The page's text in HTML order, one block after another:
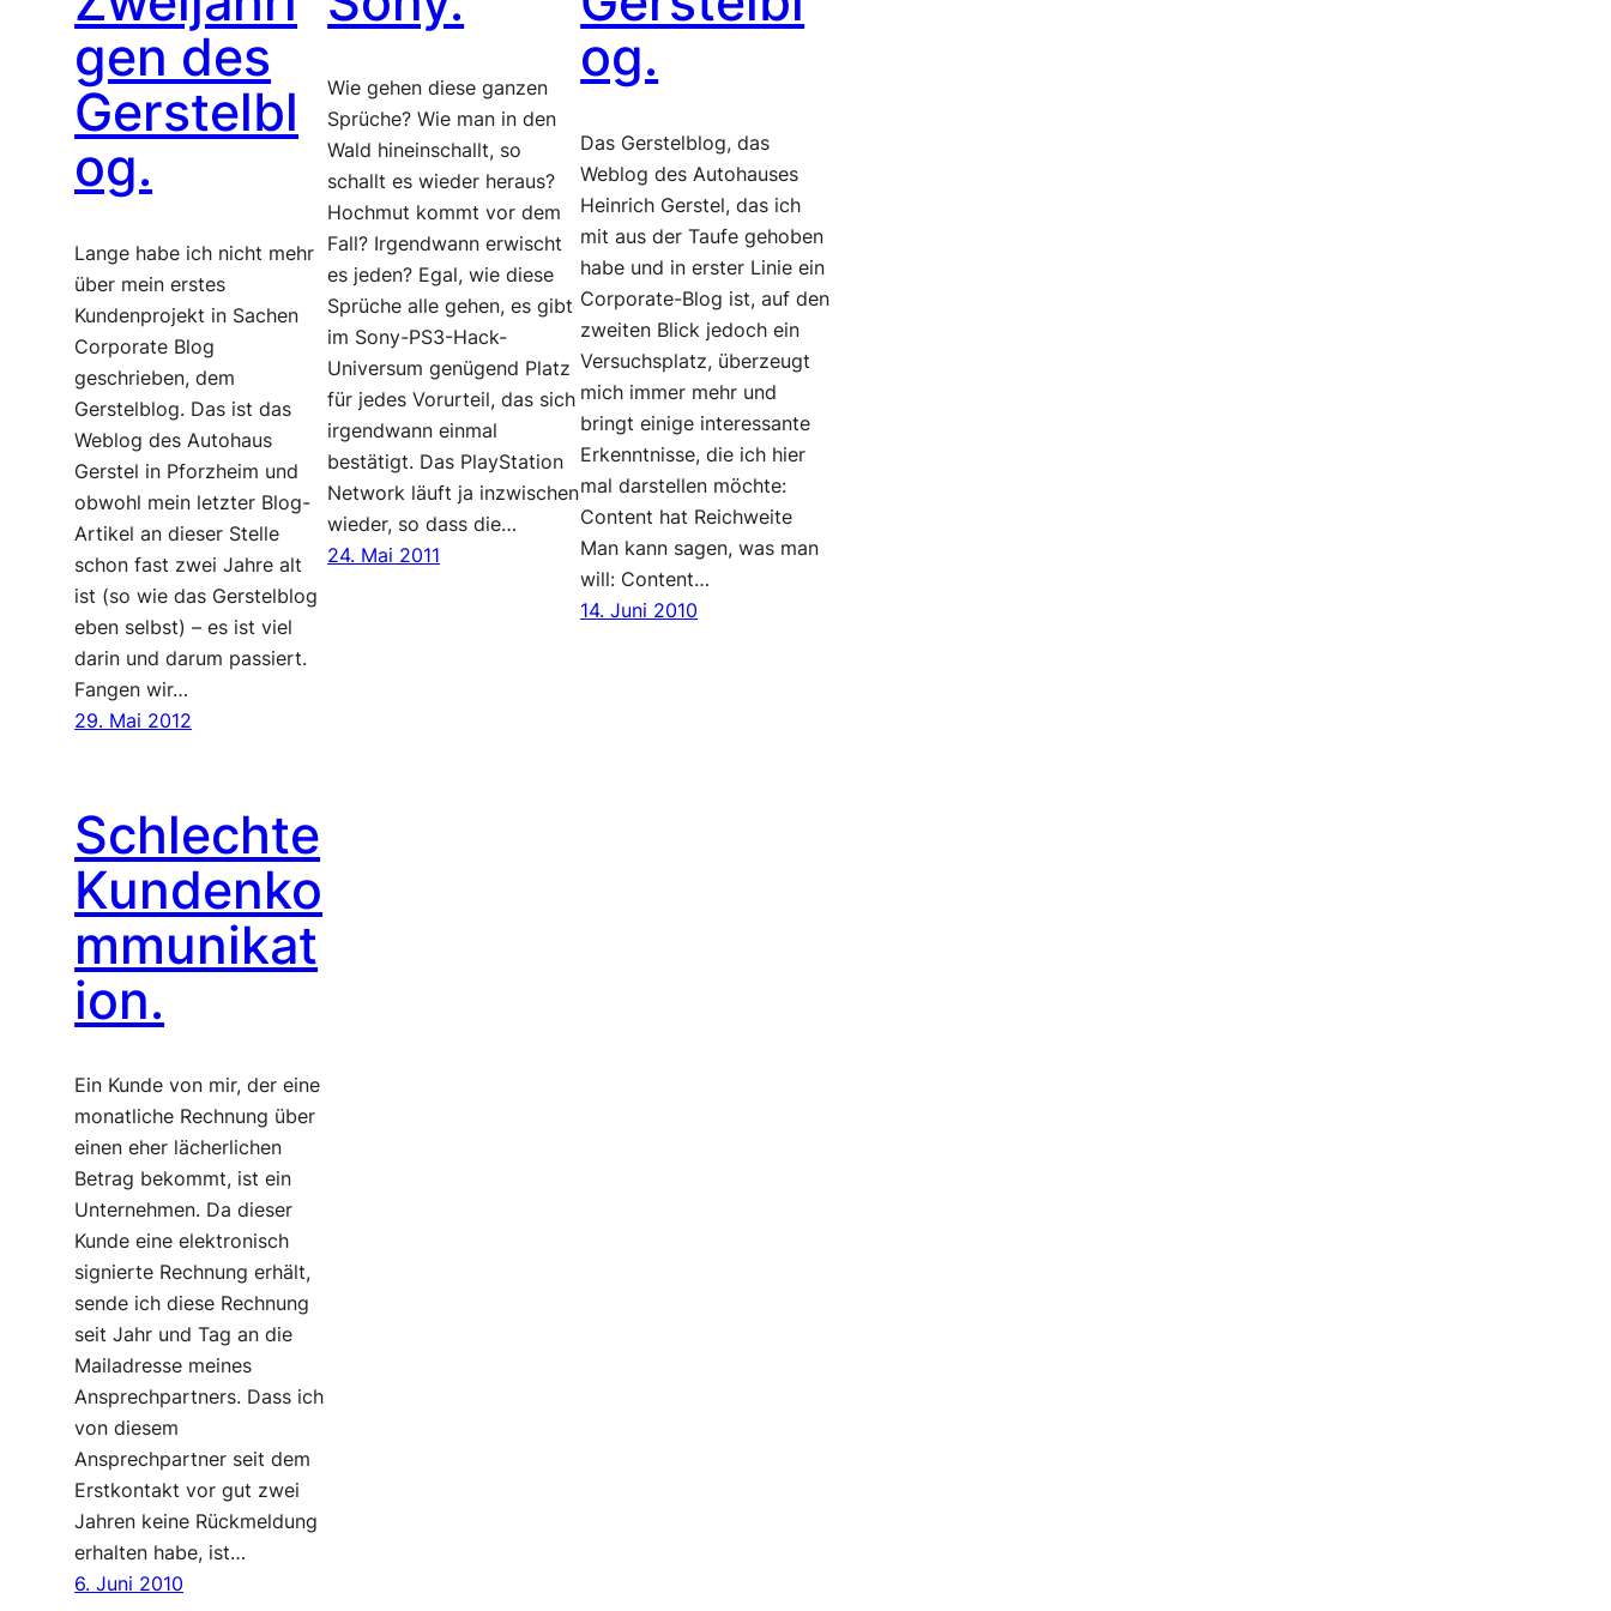
gen des
Gerstelbl
og.
Lange habe ich nicht mehr
über mein erstes
Kundenprojekt in Sachen
Corporate Blog
geschrieben, dem
Gerstelblog. Das ist das
Weblog des Autohaus
Gerstel in Pforzheim und
obwohl mein letzter Blog-
Artikel an dieser Stelle
schon fast zwei Jahre alt
ist (so wie das Gerstelblog
eben selbst) – es ist viel
darin und darum passiert.
Fangen wir…
29. Mai 2012
Wie gehen diese ganzen
Sprüche? Wie man in den
Wald hineinschallt, so
schallt es wieder heraus?
Hochmut kommt vor dem
Fall? Irgendwann erwischt
es jeden? Egal, wie diese
Sprüche alle gehen, es gibt
im Sony-PS3-Hack-
Universum genügend Platz
für jedes Vorurteil, das sich
irgendwann einmal
bestätigt. Das PlayStation
Network läuft ja inzwischen
wieder, so dass die…
24. Mai 2011
og.
Das Gerstelblog, das
Weblog des Autohauses
Heinrich Gerstel, das ich
mit aus der Taufe gehoben
habe und in erster Linie ein
Corporate-Blog ist, auf den
zweiten Blick jedoch ein
Versuchsplatz, überzeugt
mich immer mehr und
bringt einige interessante
Erkenntnisse, die ich hier
mal darstellen möchte:
Content hat Reichweite
Man kann sagen, was man
will: Content…
14. Juni 2010
Schlechte
Kundenko
mmunikat
ion.
Ein Kunde von mir, der eine
monatliche Rechnung über
einen eher lächerlichen
Betrag bekommt, ist ein
Unternehmen. Da dieser
Kunde eine elektronisch
signierte Rechnung erhält,
sende ich diese Rechnung
seit Jahr und Tag an die
Mailadresse meines
Ansprechpartners. Dass ich
von diesem
Ansprechpartner seit dem
Erstkontakt vor gut zwei
Jahren keine Rückmeldung
erhalten habe, ist…
6. Juni 2010